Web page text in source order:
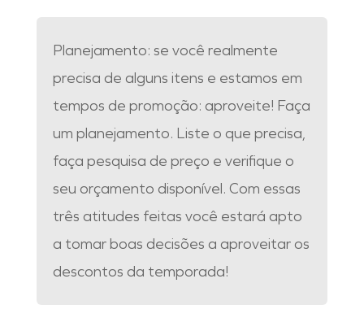
Planejamento: se você realmente
precisa de alguns itens e estamos em
tempos de promoção: aproveite! Faça
um planejamento. Liste o que precisa,
faça pesquisa de preço e verifique o
seu orçamento disponível. Com essas
três atitudes feitas você estará apto
a tomar boas decisões a aproveitar os
descontos da temporada!